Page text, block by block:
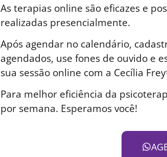
As terapias online são eficazes e
realizadas presencialmente.
Após agendar no calendário,
agendados, use fones de ouvido e
sua sessão online com a Cecília
Para melhor eficiência da
por semana. Esperamos você!